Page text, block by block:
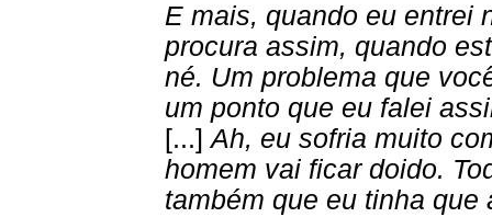
E mais, quando eu entrei
procura assim, quando
né. Um problema que
um ponto que eu falei
[...]Ah, eu sofria muito
homem vai ficar doido.
também que eu tinha que